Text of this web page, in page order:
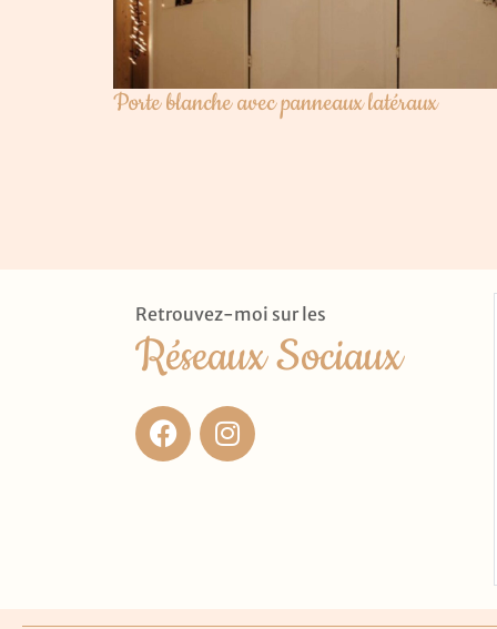
Porte blanche avec panneaux latéraux
Retrouvez-moi sur les
Réseaux Sociaux